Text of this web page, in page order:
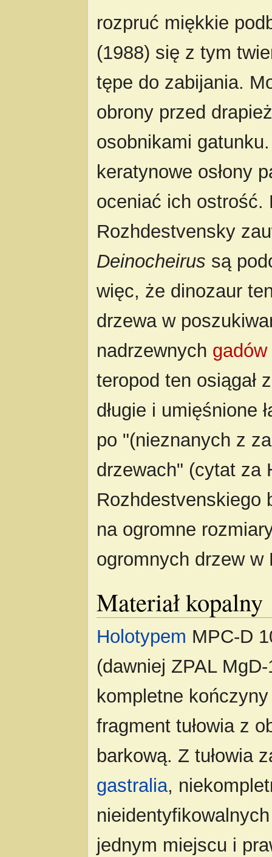
rozpruć miękkie
(1988) się z tym
tępe do zabijania.
obrony przed
osobnikami
keratynowe osłony
oceniać ich ostrość.
Rozhdestvensky
Deinocheirus są
więc, że dinozaur
drzewa w
nadrzewnych gadów
teropod ten osiągał
długie i umięśnione
po "(nieznanych z
drzewach" (cytat za
Rozhdestvenskiego
na ogromne
ogromnych drzew w
Materiał kopalny
Holotypem MPC-D
(dawniej ZPAL
kompletne
fragment tułowia z
barkową. Z tułowia
gastralia,
jednym miejscu i